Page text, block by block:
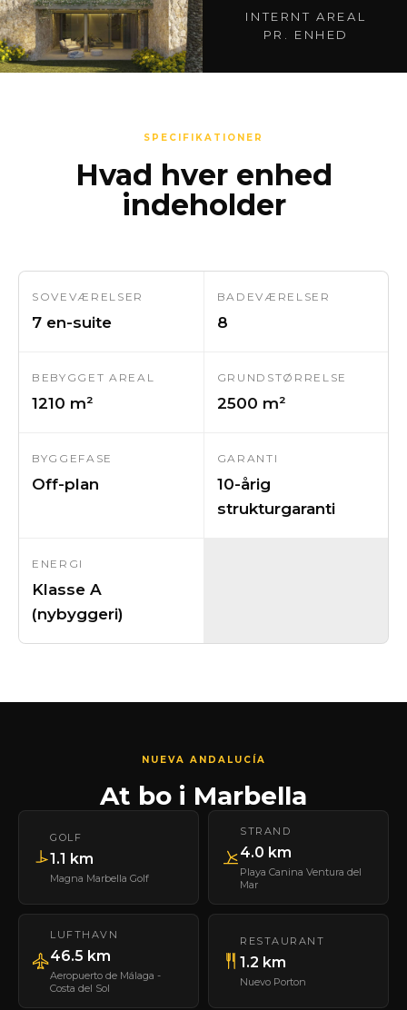
INTERNT AREAL
PR. ENHED
SPECIFIKATIONER
Hvad hver enhed
indeholder
SOVEVÆRELSER
7 en-suite
BADEVÆRELSER
8
BEBYGGET AREAL
1210 m²
GRUNDSTØRRELSE
2500 m²
BYGGEFASE
Off-plan
GARANTI
10-årig
strukturgaranti
ENERGI
Klasse A
(nybyggeri)
NUEVA ANDALUCÍA
At bo i Marbella
GOLF
1.1 km
Magna Marbella Golf
STRAND
4.0 km
Playa Canina Ventura del
Mar
LUFTHAVN
46.5 km
Aeropuerto de Málaga -
Costa del Sol
RESTAURANT
1.2 km
Nuevo Porton